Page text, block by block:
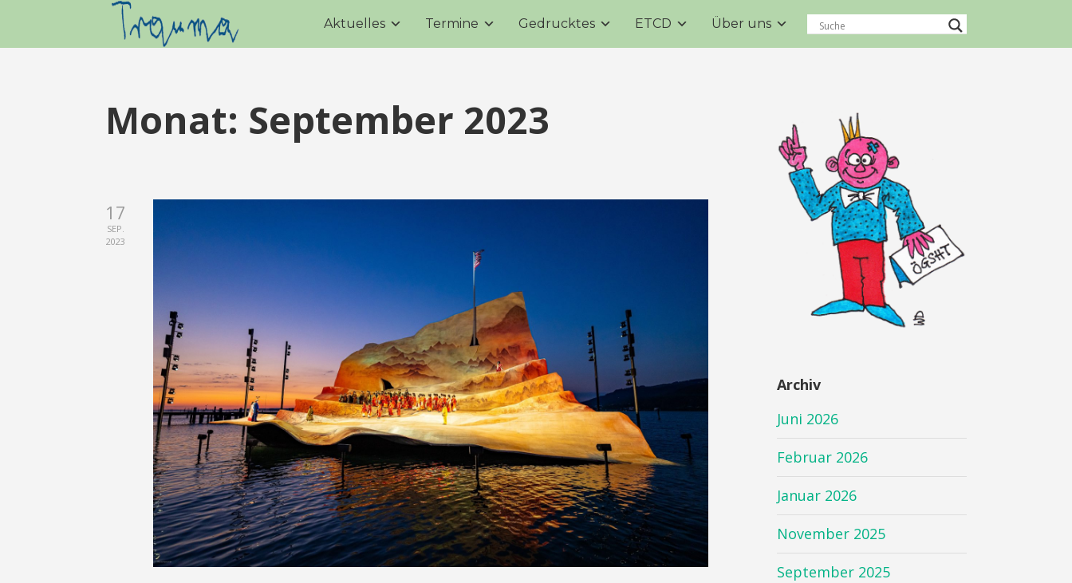
Aktuelles Termine Gedrucktes ETCD Über uns
Monat: September 2023
17
SEP.
2023
Archiv
Juni 2026
Februar 2026
Januar 2026
November 2025
September 2025